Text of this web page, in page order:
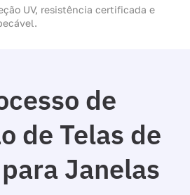
UV, resistência certificada e
de
de Telas de
Janelas